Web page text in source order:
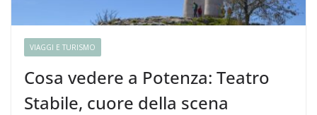
VIAGGI E TURISMO
Cosa vedere a Potenza: Teatro
Stabile, cuore della scena